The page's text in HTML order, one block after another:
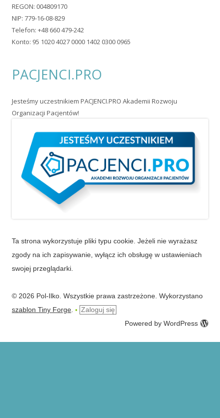
REGON: 004809170
NIP: 779-16-08-829
Telefon: +48 660 479-242
Konto: 95 1020 4027 0000 1402 0300 0965
PACJENCI.PRO
Jesteśmy uczestnikiem PACJENCI.PRO Akademii Rozwoju
Organizacji Pacjentów!
Ta strona wykorzystuje pliki typu cookie. Jeżeli nie wyrażasz
zgody na ich zapisywanie, wyłącz ich obsługę w ustawieniach
swojej przeglądarki.
© 2026 Pol-Ilko. Wszystkie prawa zastrzeżone. Wykorzystano
szablon Tiny Forge • Zaloguj się
Powered by WordPress